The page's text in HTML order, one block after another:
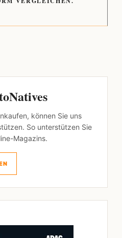
können Sie uns
So unterstützen Sie
Magazins.